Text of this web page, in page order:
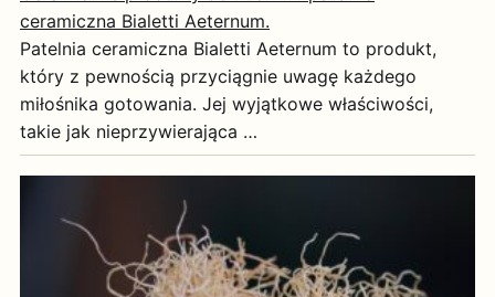
ceramiczna Bialetti Aeternum.
Patelnia ceramiczna Bialetti Aeternum to produkt,
który z pewnością przyciągnie uwagę każdego
miłośnika gotowania. Jej wyjątkowe właściwości,
takie jak nieprzywierająca …